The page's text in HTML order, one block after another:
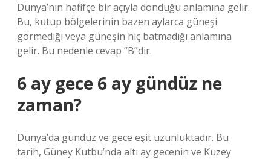
Dünya’nın hafifçe bir açıyla döndüğü anlamına gelir.
Bu, kutup bölgelerinin bazen aylarca güneşi
görmediği veya güneşin hiç batmadığı anlamına
gelir. Bu nedenle cevap “B”dir.
6 ay gece 6 ay gündüz ne
zaman?
Dünya’da gündüz ve gece eşit uzunluktadır. Bu
tarih, Güney Kutbu’nda altı ay gecenin ve Kuzey